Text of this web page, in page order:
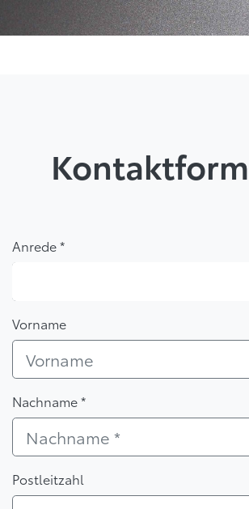
Anrede *
Vorname
Nachname *
Postleitzahl